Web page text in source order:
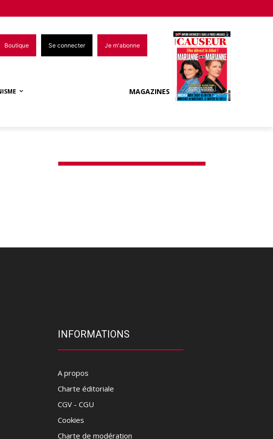
Boutique Se connecter Je m'abonne
MAGAZINES
INFORMATIONS
A propos
Charte éditoriale
CGV - CGU
Cookies
Charte de modération